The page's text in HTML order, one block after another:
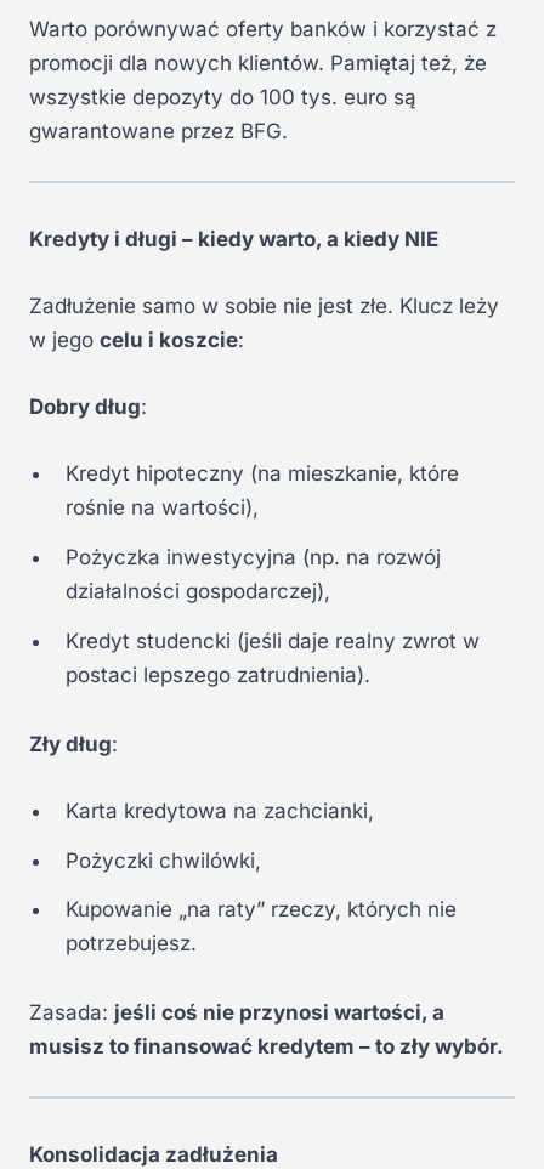
Warto porównywać oferty banków i korzystać z
promocji dla nowych klientów. Pamiętaj też, że
wszystkie depozyty do 100 tys. euro są
gwarantowane przez BFG.
Kredyty i długi – kiedy warto, a kiedy NIE
Zadłużenie samo w sobie nie jest złe. Klucz leży
w jego celu i koszcie:
Dobry dług:
Kredyt hipoteczny (na mieszkanie, które
rośnie na wartości),
Pożyczka inwestycyjna (np. na rozwój
działalności gospodarczej),
Kredyt studencki (jeśli daje realny zwrot w
postaci lepszego zatrudnienia).
Zły dług:
Karta kredytowa na zachcianki,
Pożyczki chwilówki,
Kupowanie „na raty” rzeczy, których nie
potrzebujesz.
Zasada: jeśli coś nie przynosi wartości, a
musisz to finansować kredytem – to zły wybór.
Konsolidacja zadłużenia